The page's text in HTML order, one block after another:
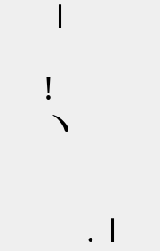
!
ヽ
.ｌ